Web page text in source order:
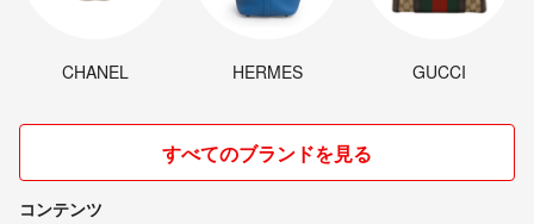
CHANEL HERMES GUCCI
すべてのブランドを見る
コンテンツ